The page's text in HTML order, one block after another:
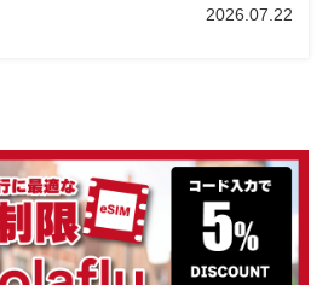
2026.07.22